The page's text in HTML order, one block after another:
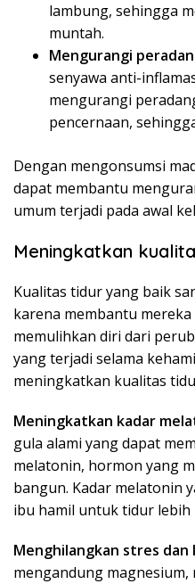
lambung, sehingga
muntah.
Mengurangi
senyawa anti-
mengurangi
pencernaan,
Dengan mengonsumsi
dapat membantu
umum terjadi pada awal
Meningkatkan
Kualitas tidur yang baik
karena membantu
memulihkan diri dari
yang terjadi selama
meningkatkan kualitas
Meningkatkan kadar
gula alami yang dapat
melatonin, hormon yang
bangun. Kadar melatonin
ibu hamil untuk tidur lebih
Menghilangkan stres dan
mengandung